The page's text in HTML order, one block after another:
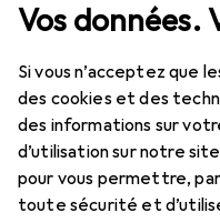
Vos données.
Si vous n’acceptez que
des cookies et des
des informations sur
d’utilisation sur notre
pour vous permettre,
toute sécurité et
Matelas flottant
EUR
59,18
Accessoires